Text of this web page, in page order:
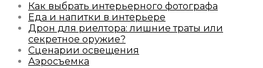
Как выбрать интерьерного фотографа
Еда и напитки в интерьере
Дрон для риелтора: лишние траты или
секретное оружие?
Сценарии освещения
Аэросъемка